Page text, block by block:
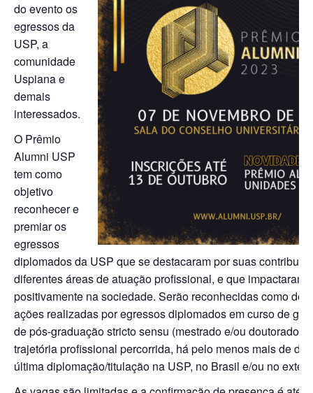
do evento os
egressos da
USP, a
comunidade
Uspiana e
demais
interessados.
O Prêmio
Alumni USP
tem como
objetivo
reconhecer e
premiar os
egressos
diplomados da USP que se destacaram por suas
diferentes áreas de atuação profissional, e que impactaram
positivamente na sociedade. Serão reconhecidas como
ações realizadas por egressos diplomados em curso de
de pós-graduação stricto sensu (mestrado e/ou doutorado)
trajetória profissional percorrida, há pelo menos mais de
última diplomação/titulação na USP, no Brasil e/ou no